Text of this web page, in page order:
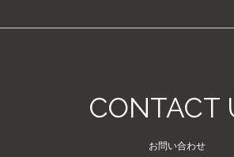
CONTACT
お問い合わせ